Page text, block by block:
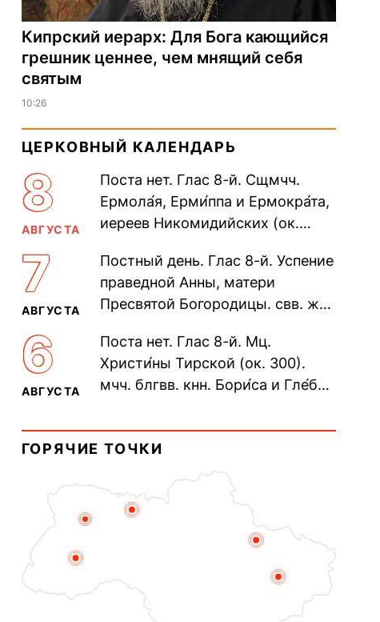
Кипрский иерарх: Для Бога кающийся
грешник ценнее, чем мнящий себя
святым
10:26
ЦЕРКОВНЫЙ КАЛЕНДАРЬ
8
АВГУСТА
Поста нет. Глас 8-й. Сщмчч.
Ермола́я, Ерми́ппа и Ермокра́та,
иереев Никомидийских (ок.
Печерского, в Ближних
пещерах...
7
АВГУСТА
Постный день. Глас 8-й. Успение
праведной Анны, матери
Пресвятой Богородицы. свв. жен
прп. Евпракси́и девы,...
6
АВГУСТА
Поста нет. Глас 8-й. Мц.
Христи́ны Тирской (ок. 300).
мчч. блгвв. кнн. Бори́са и Гле́ба,
Дави́да (1015). Прп....
ГОРЯЧИЕ ТОЧКИ